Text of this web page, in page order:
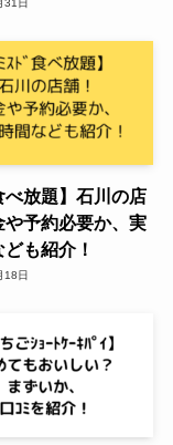
31日
べ放題】石川の店
や予約必要か、実
も紹介！
18日